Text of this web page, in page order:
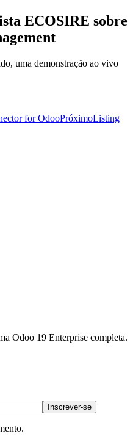
ECOSIRE sobre
uma demonstração ao vivo
for OdooPróximoListing
Odoo 19 Enterprise completa.
Inscrever-se